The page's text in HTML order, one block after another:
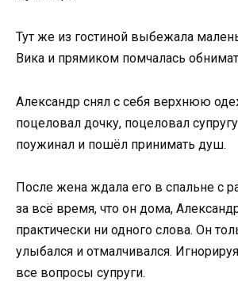
Тут же из гостиной выбежала
Вика и прямиком помчалась
Александр снял с себя верхнюю
поцеловал дочку, поцеловал
поужинал и пошёл принимать душ.
После жена ждала его в спальне с
за всё время, что он дома,
практически ни одного слова. Он
улыбался и отмалчивался.
все вопросы супруги.